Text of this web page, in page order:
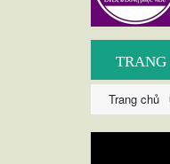
TRANG
Trang chủ